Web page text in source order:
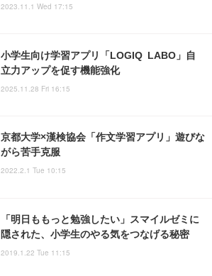
2023.11.1 Wed 17:15
小学生向け学習アプリ「LOGIQ LABO」自
立力アップを促す機能強化
2025.11.28 Fri 16:15
京都大学×漢検協会「作文学習アプリ」遊びな
がら苦手克服
2022.2.1 Tue 10:15
「明日ももっと勉強したい」スマイルゼミに
隠された、小学生のやる気をつなげる秘密
2019.1.22 Tue 11:15